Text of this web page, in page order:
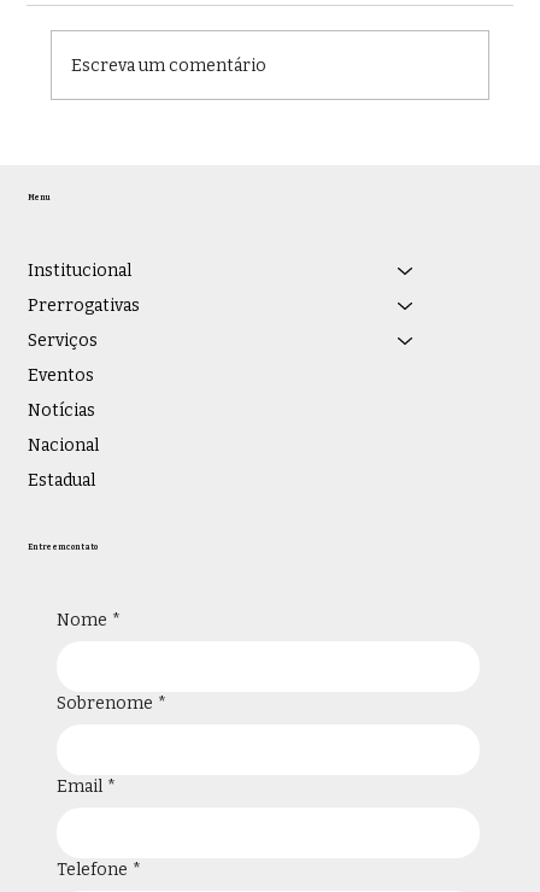
jurídica e novas parcerias
Escreva um comentário
Entre em contato
Nome *
Sobrenome *
Email *
Telefone *
Menu
Institucional
Prerrogativas
Serviços
Eventos
Notícias
Nacional
Estadual